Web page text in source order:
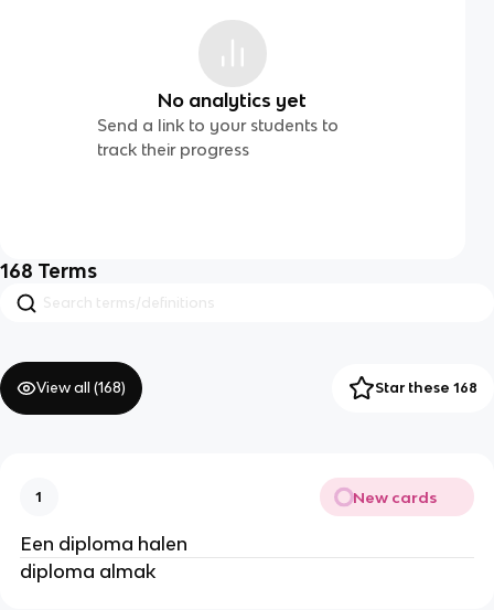
No analytics yet
Send a link to your students to
track their progress
168 Terms
View all (168) Star these 168
1 New cards
Een diploma halen
diploma almak